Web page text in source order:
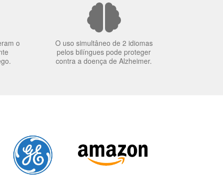
o
O uso simultâneo de 2 idiomas
pelos bilíngues pode proteger
contra a doença de Alzheimer.